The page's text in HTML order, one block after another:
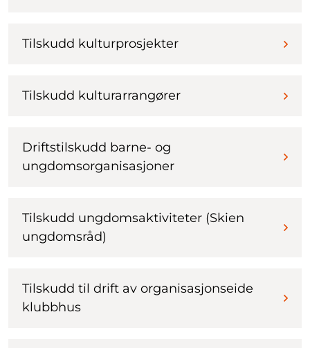
Tilskudd kulturprosjekter
Tilskudd kulturarrangører
Driftstilskudd barne- og
ungdomsorganisasjoner
Tilskudd ungdomsaktiviteter (Skien
ungdomsråd)
Tilskudd til drift av organisasjonseide
klubbhus